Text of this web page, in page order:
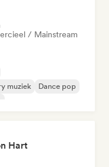
/ Mainstream
muziek
Dance pop
Hart